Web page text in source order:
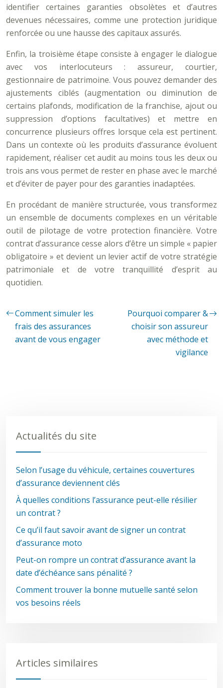
identifier certaines garanties obsolètes et d’autres
devenues nécessaires, comme une protection juridique
renforcée ou une hausse des capitaux assurés.
Enfin, la troisième étape consiste à engager le dialogue
avec vos interlocuteurs : assureur, courtier,
gestionnaire de patrimoine. Vous pouvez demander des
ajustements ciblés (augmentation ou diminution de
certains plafonds, modification de la franchise, ajout ou
suppression d’options facultatives) et mettre en
concurrence plusieurs offres lorsque cela est pertinent.
Dans un contexte où les produits d’assurance évoluent
rapidement, réaliser cet audit au moins tous les deux ou
trois ans vous permet de rester en phase avec le marché
et d’éviter de payer pour des garanties inadaptées.
En procédant de manière structurée, vous transformez
un ensemble de documents complexes en un véritable
outil de pilotage de votre protection financière. Votre
contrat d’assurance cesse alors d’être un simple « papier
obligatoire » et devient un levier actif de votre stratégie
patrimoniale et de votre tranquillité d’esprit au
quotidien.
Comment simuler les
frais des assurances
avant de vous engager
Pourquoi comparer &
choisir son assureur
avec méthode et
vigilance
Actualités du site
Selon l’usage du véhicule, certaines couvertures
d’assurance deviennent clés
À quelles conditions l’assurance peut-elle résilier
un contrat ?
Ce qu’il faut savoir avant de signer un contrat
d’assurance moto
Peut-on rompre un contrat d’assurance avant la
date d’échéance sans pénalité ?
Comment trouver la bonne mutuelle santé selon
vos besoins réels
Articles similaires